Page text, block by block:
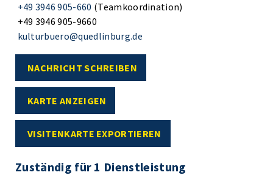
+49 3946 905-660 (Teamkoordination)
+49 3946 905-9660
kulturbuero@quedlinburg.de
NACHRICHT SCHREIBEN
KARTE ANZEIGEN
VISITENKARTE EXPORTIEREN
Zuständig für 1 Dienstleistung